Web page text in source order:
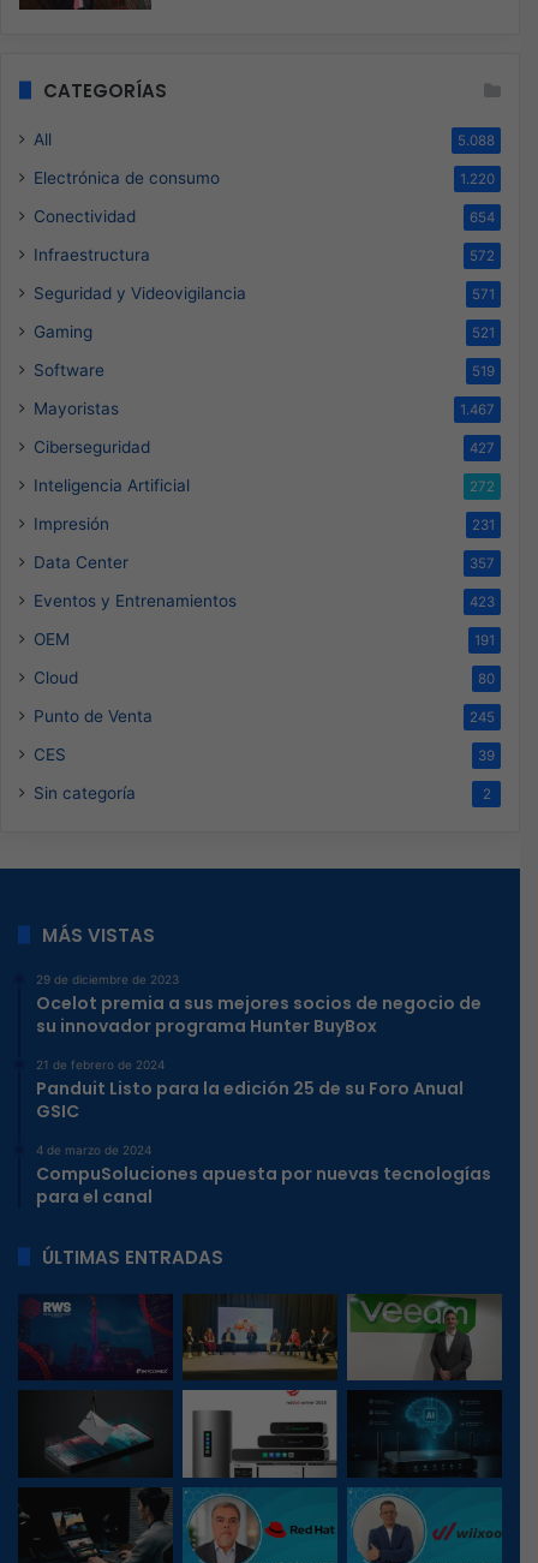
CATEGORÍAS
All 5.088
Electrónica de consumo 1.220
Conectividad 654
Infraestructura 572
Seguridad y Videovigilancia 571
Gaming 521
Software 519
Mayoristas 1.467
Ciberseguridad 427
Inteligencia Artificial 272
Impresión 231
Data Center 357
Eventos y Entrenamientos 423
OEM 191
Cloud 80
Punto de Venta 245
CES 39
Sin categoría 2
MÁS VISTAS
29 de diciembre de 2023
Ocelot premia a sus mejores socios de negocio de
su innovador programa Hunter BuyBox
21 de febrero de 2024
Panduit Listo para la edición 25 de su Foro Anual
GSIC
4 de marzo de 2024
CompuSoluciones apuesta por nuevas tecnologías
para el canal
ÚLTIMAS ENTRADAS